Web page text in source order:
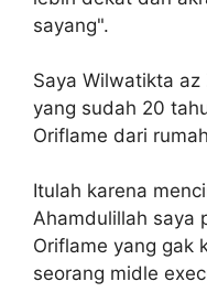
sayang".
Saya Wilwatikta
yang sudah 20
Oriflame dari
Itulah karena
Ahamdulillah saya
Oriflame yang gak
seorang midle